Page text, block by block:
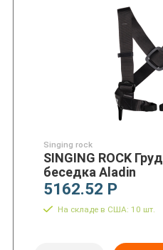
Singing rock
SINGING ROCK
беседка Aladin
5162.52 Р
На складе в США: 10 шт.